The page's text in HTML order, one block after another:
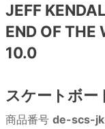
JEFF
END OF THE
10.0
スケートボー
商品番号 de-scs-
8.9inch
9.0inch以上
シェイプデッキ
9.0inch以上
110mm
30cm